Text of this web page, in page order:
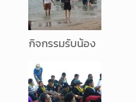
กิจกรรมรับน้อง